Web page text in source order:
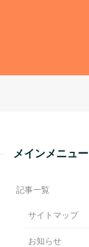
メインメニュー
記事一覧
サイトマップ
お知らせ